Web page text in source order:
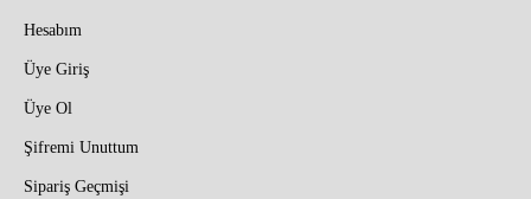
Hesabım
Üye Giriş
Üye Ol
Şifremi Unuttum
Sipariş Geçmişi